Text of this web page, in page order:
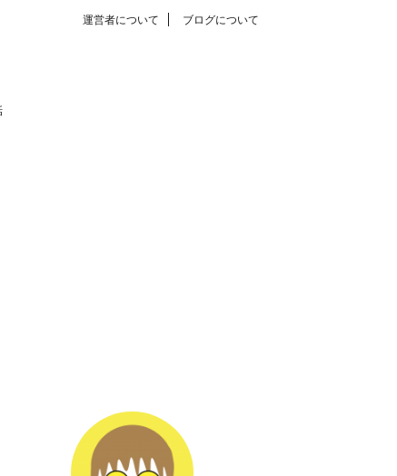
運営者について ブログについて